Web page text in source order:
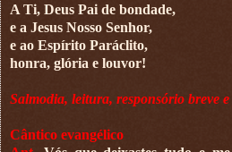
A Ti, Deus Pai de bondade,
e a Jesus Nosso Senhor,
e ao Espírito Paráclito,
honra, glória e louvor!
Salmodia, leitura, responsório breve
Cântico evangélico